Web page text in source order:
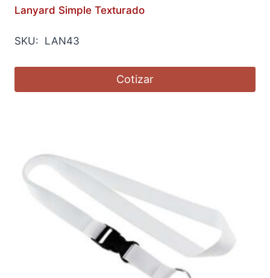
Lanyard Simple Texturado
SKU: LAN43
Cotizar